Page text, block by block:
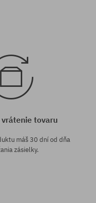
tovaru
máš 30 dní od dňa
zásielky.